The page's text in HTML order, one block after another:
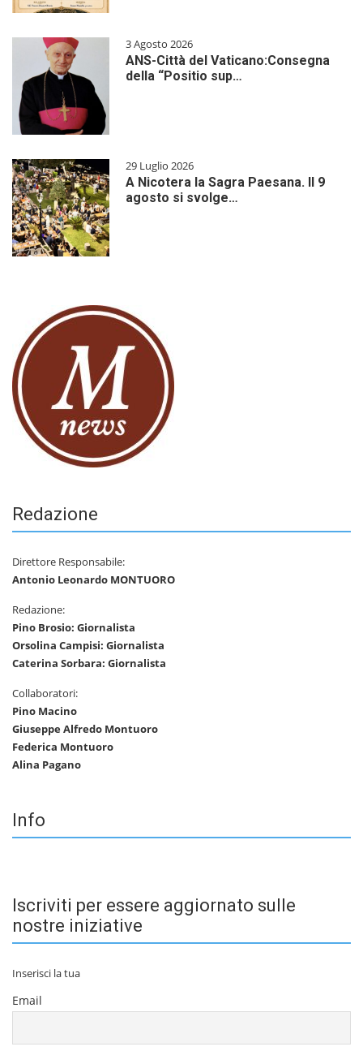
3 Agosto 2026
ANS-Città del Vaticano:Consegna
della “Positio sup…
29 Luglio 2026
A Nicotera la Sagra Paesana. Il 9
agosto si svolge…
Redazione
Direttore Responsabile:
Antonio Leonardo MONTUORO
Redazione:
Pino Brosio: Giornalista
Orsolina Campisi: Giornalista
Caterina Sorbara: Giornalista
Collaboratori:
Pino Macino
Giuseppe Alfredo Montuoro
Federica Montuoro
Alina Pagano
Info
Iscriviti per essere aggiornato sulle
nostre iniziative
Inserisci la tua
Email